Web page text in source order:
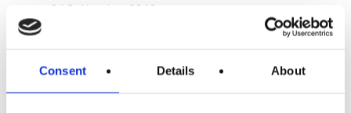
Consent Details About
26 Settembre 2018
Revista OPUS
29 Gennaio 2016